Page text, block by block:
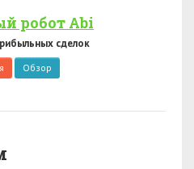
робот Abi
сделок
Обзор